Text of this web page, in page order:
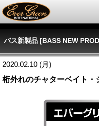
バス新製品 [BASS NEW
2020.02.10 (月)
桁外れのチャターベイト・